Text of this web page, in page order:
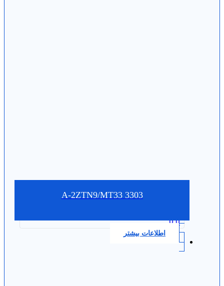
3303 A-2ZTN9/MT33
0.0
اطلاعات بیشتر